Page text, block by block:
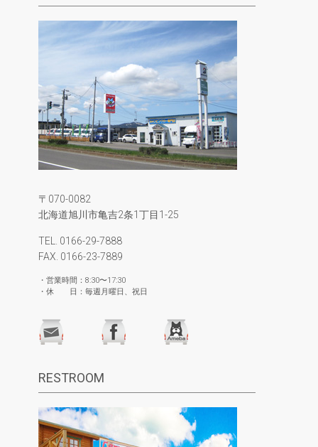
〒070-0082
北海道旭川市亀吉2条1丁目1-25
TEL. 0166-29-7888
FAX. 0166-23-7889
・営業時間：8:30〜17:30
・休 日：毎週月曜日、祝日
RESTROOM